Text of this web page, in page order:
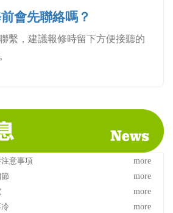
會先聯絡嗎？
繫，建議報修時留下方便接聽的
意事項
more
more
more
more